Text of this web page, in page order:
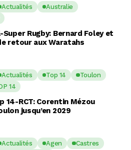
Actualités
Australie
Rugby: Bernard Foley et
retour aux Waratahs
Actualités Top 14
Toulon
14
14-RCT: Corentin Mézou
jusqu’en 2029
Actualités Agen
Castres